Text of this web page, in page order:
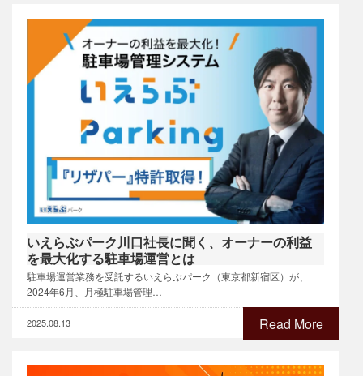
いえらぶパーク川口社長に聞く、オーナーの利益
を最大化する駐車場運営とは
駐車場運営業務を受託するいえらぶパーク（東京都新宿区）が、
2024年6月、月極駐車場管理…
Read More
2025.08.13